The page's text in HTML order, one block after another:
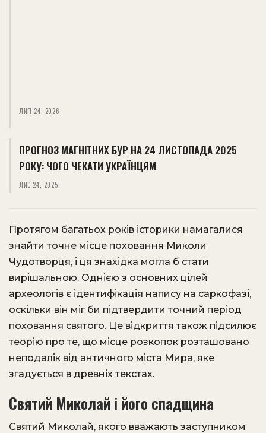
ЛИП 24, 2026
ПРОГНОЗ МАГНІТНИХ БУР НА 24 ЛИСТОПАДА 2025
РОКУ: ЧОГО ЧЕКАТИ УКРАЇНЦЯМ
ЛИС 24, 2025
Протягом багатьох років історики намагалися
знайти точне місце поховання Миколи
Чудотворця, і ця знахідка могла б стати
вирішальною. Однією з основних цілей
археологів є ідентифікація напису на саркофазі,
оскільки він міг би підтвердити точний період
поховання святого. Це відкриття також підсилює
теорію про те, що місце розкопок розташовано
неподалік від античного міста Мира, яке
згадується в древніх текстах.
Святий Миколай і його спадщина
Святий Миколай, якого вважають заступником